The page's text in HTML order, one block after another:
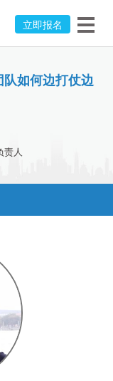
立即报名
如何边打仗边
责人